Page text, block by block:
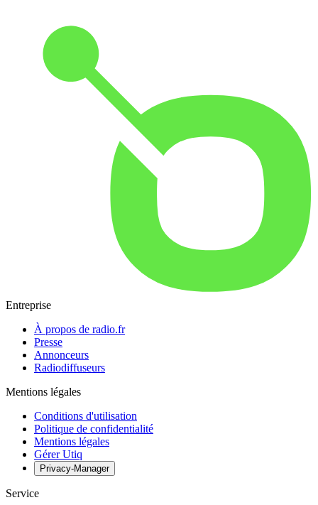
Entreprise
À propos de radio.fr
Presse
Annonceurs
Radiodiffuseurs
Mentions légales
Conditions d'utilisation
Politique de confidentialité
Mentions légales
Gérer Utiq
Privacy-Manager
Service